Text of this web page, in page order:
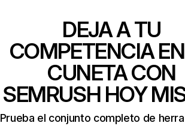
DEJA A TU
COMPETENCIA
CUNETA CON
SEMRUSH HOY
Prueba el conjunto completo de